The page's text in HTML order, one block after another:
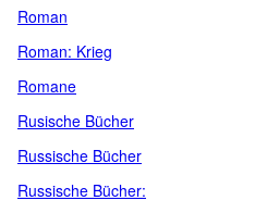
Roman
Roman: Krieg
Romane
Rusische Bücher
Russische Bücher
Russische Bücher: